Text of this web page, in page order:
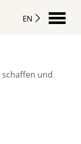
EN
schaffen und